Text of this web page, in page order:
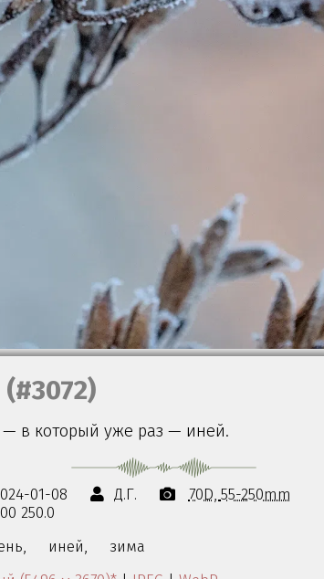
(#3072)
в который уже раз — иней.
01-08 Д.Г. 70D 55-250mm
250.0
иней,
зима